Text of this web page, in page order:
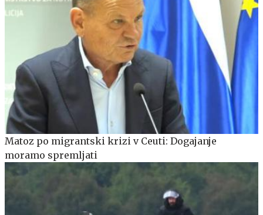
Matoz po migrantski krizi v Ceuti: Dogajanje
moramo spremljati